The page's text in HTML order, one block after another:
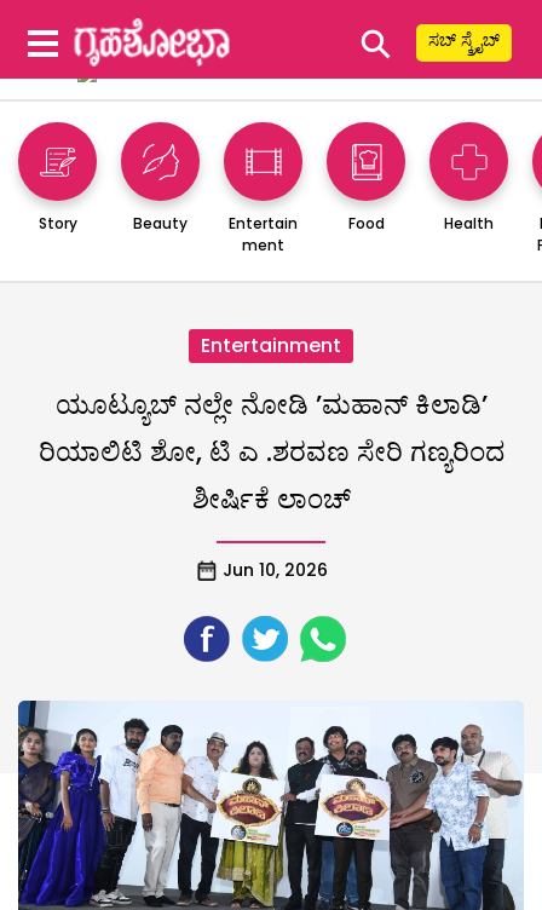
⚲ ಸಬ್ ಸ್ಕ್ರೈಬ್
Story Beauty
Entertain
ment
Food Health
Entertainment
ಯೂಟ್ಯೂಬ್ ನಲ್ಲೇ ನೋಡಿ ’ಮಹಾನ್ ಕಿಲಾಡಿ’
ರಿಯಾಲಿಟಿ ಶೋ, ಟಿ ಎ .ಶರವಣ ಸೇರಿ ಗಣ್ಯರಿಂದ
ಶೀರ್ಷಿಕೆ ಲಾಂಚ್
Jun 10, 2026